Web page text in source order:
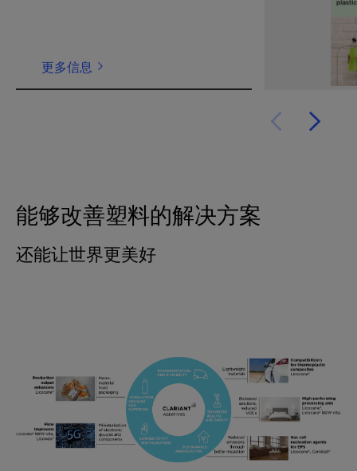
更多信息
能够改善塑料的解决方案
还能让世界更美好